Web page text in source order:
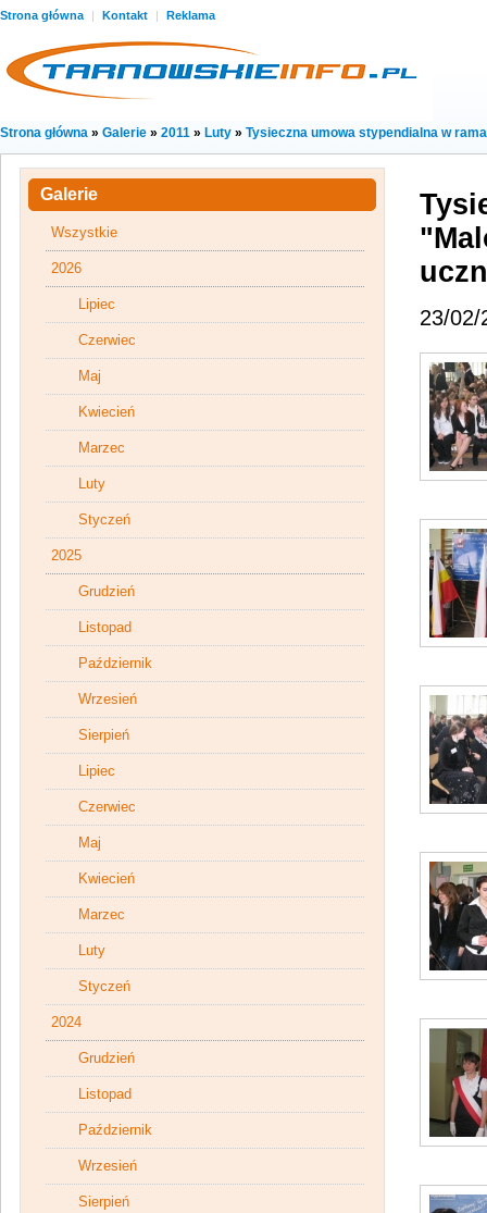
Strona główna | Kontakt | Reklama
Strona główna » Galerie » 2011 » Luty » Tysieczna umowa stypendialna w
23/02/
Galerie
Wszystkie
2026
Lipiec
Czerwiec
Maj
Kwiecień
Marzec
Luty
Styczeń
2025
Grudzień
Listopad
Październik
Wrzesień
Sierpień
Lipiec
Czerwiec
Maj
Kwiecień
Marzec
Luty
Styczeń
2024
Grudzień
Listopad
Październik
Wrzesień
Sierpień